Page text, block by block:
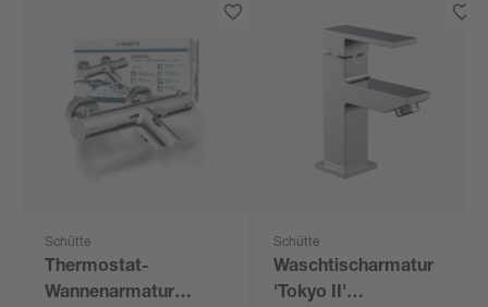
Schütte
Thermostat-
Wannenarmatur
Schütte
Waschtischarmatur
'Tokyo II'